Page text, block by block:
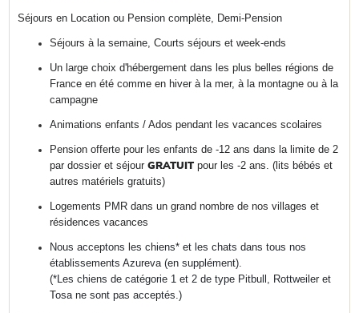
Séjours en Location ou Pension complète, Demi-Pension
Séjours à la semaine, Courts séjours et week-ends
Un large choix d'hébergement dans les plus belles régions de
France en été comme en hiver à la mer, à la montagne ou à la
campagne
Animations enfants / Ados pendant les vacances scolaires
Pension offerte pour les enfants de -12 ans dans la limite de 2
par dossier et séjour GRATUIT pour les -2 ans. (lits bébés et
autres matériels gratuits)
Logements PMR dans un grand nombre de nos villages et
résidences vacances
Nous acceptons les chiens* et les chats dans tous nos
établissements Azureva (en supplément).
(*Les chiens de catégorie 1 et 2 de type Pitbull, Rottweiler et
Tosa ne sont pas acceptés.)